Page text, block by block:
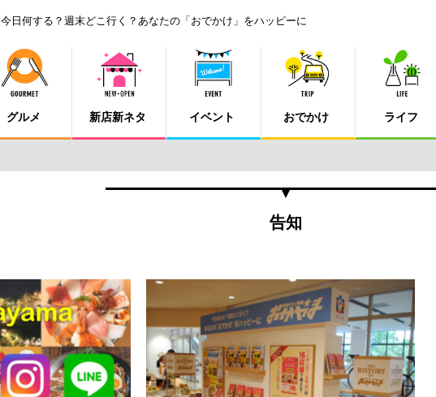
今日何する？週末どこ行く？あなたの「おでかけ」をハッピーに
グルメ 新店新ネタ イベント おでかけ ライフ
告知